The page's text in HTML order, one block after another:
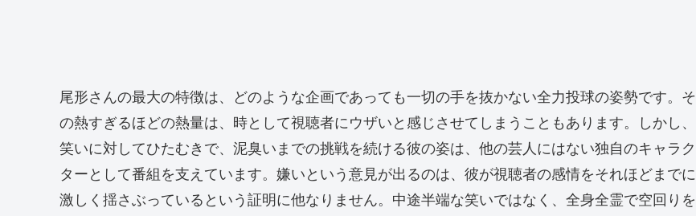
尾形さんの最大の特徴は、どのような企画であっても一切の手を抜かない全力投球の姿勢です。そ
の熱すぎるほどの熱量は、時として視聴者にウザいと感じさせてしまうこともあります。しかし、
笑いに対してひたむきで、泥臭いまでの挑戦を続ける彼の姿は、他の芸人にはない独自のキャラク
ターとして番組を支えています。嫌いという意見が出るのは、彼が視聴者の感情をそれほどまでに
激しく揺さぶっているという証明に他なりません。中途半端な笑いではなく、全身全霊で空回りを